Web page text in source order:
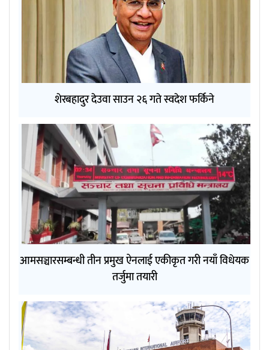
शेरबहादुर देउवा साउन २६ गते स्वदेश फर्किने
आमसञ्चारसम्बन्धी तीन प्रमुख ऐनलाई एकीकृत गरी नयाँ विधेयक
तर्जुमा तयारी